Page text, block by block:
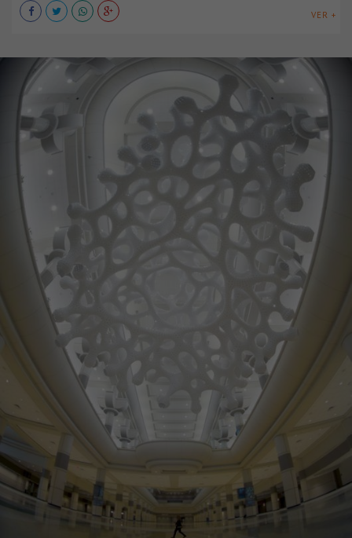
VER +